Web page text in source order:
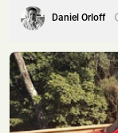
Daniel Orloff